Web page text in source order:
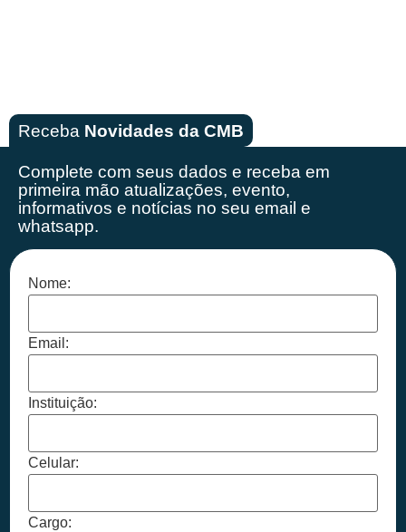
Receba Novidades da CMB
Complete com seus dados e receba em
primeira mão atualizações, evento,
informativos e notícias no seu email e
whatsapp.
Nome:
Email:
Instituição:
Celular:
Cargo: